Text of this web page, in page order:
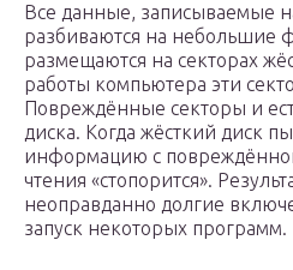
Все данные, записываемые
разбиваются на небольшие
размещаются на секторах
работы компьютера эти
Повреждённые секторы и
диска. Когда жёсткий диск
информацию с
чтения «стопорится».
неоправданно долгие
запуск некоторых программ.